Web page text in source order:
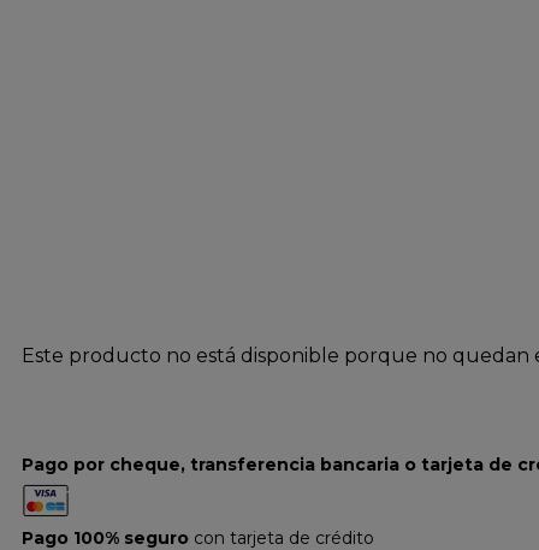
Este producto no está disponible porque no quedan
Pago por cheque, transferencia bancaria o tarjeta de
Pago 100% seguro con tarjeta de crédito